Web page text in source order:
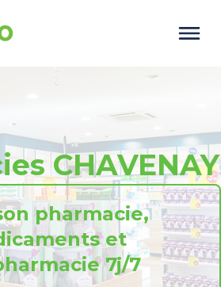
CHAVENAY
pharmacie,
et
7j/7